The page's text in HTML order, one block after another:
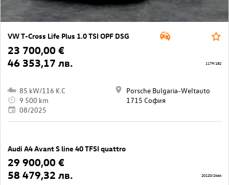
VW T-Cross Life Plus 1.0 TSI OPF DSG
23 700,00 €
46 353,17 лв.
85 kW/116 K.C
9 500 km
08/2025
Porsche Bulgaria-Weltauto
1715 София
1179/182
Audi A4 Avant S line 40 TFSI quattro
29 900,00 €
58 479,32 лв.
20120/2464